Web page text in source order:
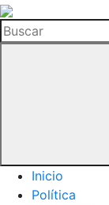
La
Hemeroteca
del
Buscar
Inicio
Política